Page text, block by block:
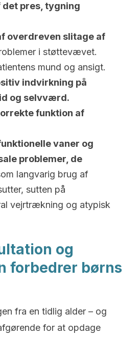
pres, tygning
overdreven slitage af
i støttevævet.
mund og ansigt.
indvirkning på
og selvværd.
funktion af
vaner og
problemer, de
langvarig brug af
sutten på
vejrtrækning og atypisk
og
forbedrer børns
fra en tidlig alder – og
for at opdage